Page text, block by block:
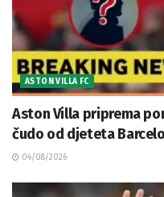
ASTON VILLA FC
Aston Villa priprema
čudo od djeteta
04/08/2026